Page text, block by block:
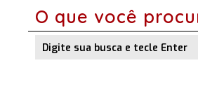
O que você